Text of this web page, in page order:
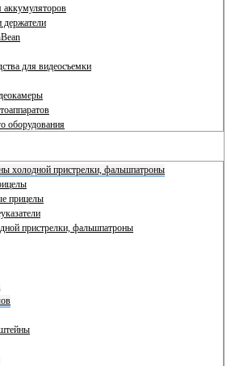
для видеосъемки
оборудования
холодной пристрелки, фальшпатроны
прицелы
пристрелки, фальшпатроны